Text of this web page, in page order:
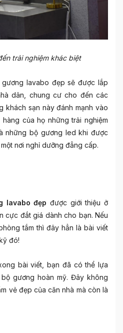
trải nghiệm khác biệt
gương lavabo đẹpsẽ được lắp
dân, chung cư cho đến các
khách sạn này đánh mạnh vào
của họ những trải nghiệm
những bộ gương led khi được
nơi nghỉ dưỡng đẳng cấp.
lavabo đẹp được giới thiệu ở
cực đắt giá dành cho bạn. Nếu
tắm thì đây hẳn là bài viết
đó!
bài viết, bạn đã có thể lựa
gương hoàn mỹ. Đây không
vẻ đẹp của căn nhà mà còn là